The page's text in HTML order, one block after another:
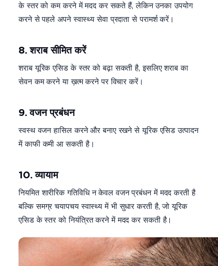
के स्तर को कम करने में मदद कर सकते हैं, लेकिन उनका उपयोग
करने से पहले अपने स्वास्थ्य सेवा प्रदाता से परामर्श करें।
8. शराब सीमित करें
शराब यूरिक एसिड के स्तर को बढ़ा सकती है, इसलिए शराब का
सेवन कम करने या ख़त्म करने पर विचार करें।
9. वजन प्रबंधन
स्वस्थ वजन हासिल करने और बनाए रखने से यूरिक एसिड उत्पादन
में काफी कमी आ सकती है।
10. व्यायाम
नियमित शारीरिक गतिविधि न केवल वजन प्रबंधन में मदद करती है
बल्कि समग्र चयापचय स्वास्थ्य में भी सुधार करती है, जो यूरिक
एसिड के स्तर को नियंत्रित करने में मदद कर सकती है।